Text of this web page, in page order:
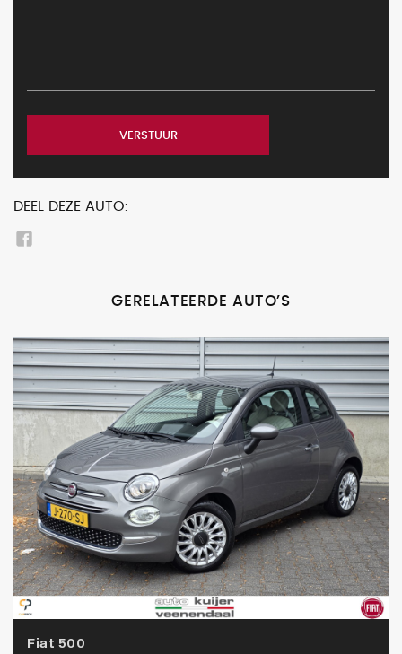
VERSTUUR
DEEL DEZE AUTO:
GERELATEERDE AUTO’S
Fiat 500